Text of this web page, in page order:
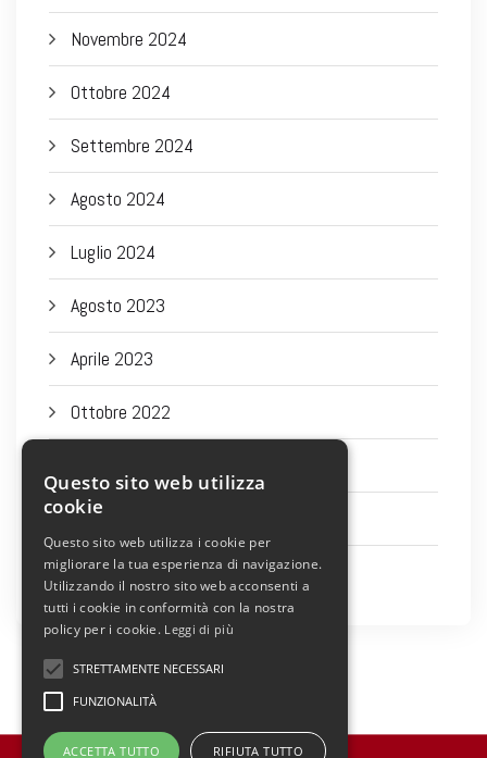
Novembre 2024
Ottobre 2024
Settembre 2024
Agosto 2024
Luglio 2024
Agosto 2023
Aprile 2023
Ottobre 2022
Agosto 2022
Luglio 2022
Questo sito web utilizza
cookie
Questo sito web utilizza i cookie per
migliorare la tua esperienza di navigazione.
Utilizzando il nostro sito web acconsenti a
tutti i cookie in conformità con la nostra
policy per i cookie. Leggi di più
STRETTAMENTE NECESSARI
FUNZIONALITÀ
ACCETTA TUTTO RIFIUTA TUTTO